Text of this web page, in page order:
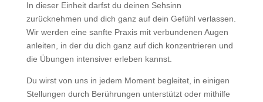
In dieser Einheit darfst du deinen Sehsinn
zurücknehmen und dich ganz auf dein Gefühl verlassen.
Wir werden eine sanfte Praxis mit verbundenen Augen
anleiten, in der du dich ganz auf dich konzentrieren und
die Übungen intensiver erleben kannst.
Du wirst von uns in jedem Moment begleitet, in einigen
Stellungen durch Berührungen unterstützt oder mithilfe